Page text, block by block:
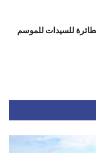
للسيدات للموسم